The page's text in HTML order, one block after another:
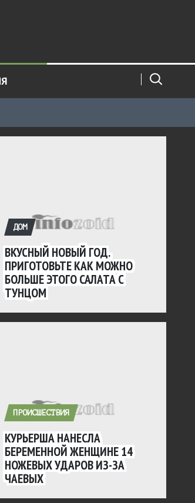
ДОМ
ВКУСНЫЙ НОВЫЙ ГОД.
ПРИГОТОВЬТЕ КАК МОЖНО
БОЛЬШЕ ЭТОГО САЛАТА С
ТУНЦОМ
ПРОИСШЕСТВИЯ
КУРЬЕРША НАНЕСЛА
БЕРЕМЕННОЙ ЖЕНЩИНЕ 14
НОЖЕВЫХ УДАРОВ ИЗ-ЗА
ЧАЕВЫХ